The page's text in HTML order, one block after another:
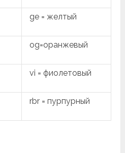
ge = желтый
og=оранжевый
vi = фиолетовый
rbr = пурпурный